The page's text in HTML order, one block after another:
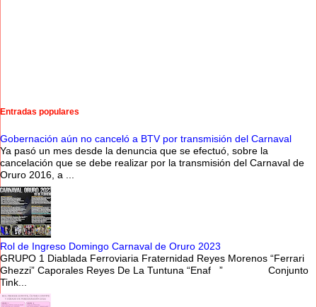
Entradas populares
Gobernación aún no canceló a BTV por transmisión del Carnaval
Ya pasó un mes desde la denuncia que se efectuó, sobre la
cancelación que se debe realizar por la transmisión del Carnaval de
Oruro 2016, a ...
Rol de Ingreso Domingo Carnaval de Oruro 2023
GRUPO 1 Diablada Ferroviaria Fraternidad Reyes Morenos “Ferrari
Ghezzi” Caporales Reyes De La Tuntuna “Enaf ” Conjunto
Tink...